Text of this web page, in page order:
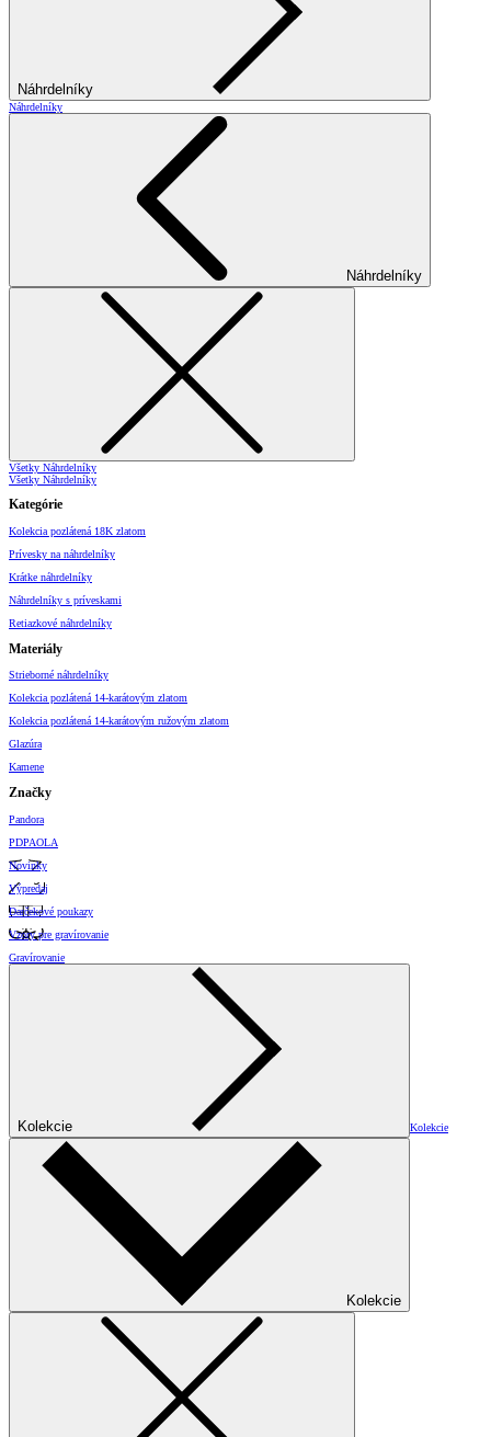
Náhrdelníky
Náhrdelníky
Náhrdelníky
Všetky Náhrdelníky
Všetky Náhrdelníky
Kategórie
Kolekcia pozlátená 18K zlatom
Prívesky na náhrdelníky
Krátke náhrdelníky
Náhrdelníky s príveskami
Retiazkové náhrdelníky
Materiály
Strieborné náhrdelníky
Kolekcia pozlátená 14-karátovým zlatom
Kolekcia pozlátená 14-karátovým ružovým zlatom
Glazúra
Kamene
Značky
Pandora
PDPAOLA
Novinky
Výpredaj
Darčekové poukazy
Vzory pre gravírovanie
Gravírovanie
Kolekcie Kolekcie
Kolekcie